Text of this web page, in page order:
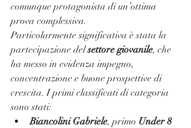
comunque protagonista di un’ottima
prova complessiva.
Particolarmente significativa è stata la
partecipazione del settore giovanile, che
ha messo in evidenza impegno,
concentrazione e buone prospettive di
crescita. I primi classificati di categoria
sono stati:
Biancolini Gabriele, primo Under 8